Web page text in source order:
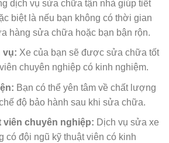
dịch vụ sửa chữa tận nhà giúp tiết
biệt là nếu bạn không có thời gian
hàng sửa chữa hoặc bạn bận rộn.
vụ: Xe của bạn sẽ được sửa chữa tốt
chuyên nghiệp có kinh nghiệm.
Bạn có thể yên tâm về chất lượng
độ bảo hành sau khi sửa chữa.
chuyên nghiệp: Dịch vụ sửa xe
có đội ngũ kỹ thuật viên có kinh